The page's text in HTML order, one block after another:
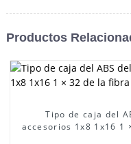
Productos
Tipo de caja del
accesorios 1x8 1x16 1